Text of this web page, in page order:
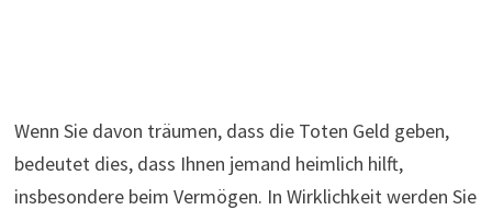
Wenn Sie davon träumen, dass die Toten Geld geben,
bedeutet dies, dass Ihnen jemand heimlich hilft,
insbesondere beim Vermögen. In Wirklichkeit werden Sie